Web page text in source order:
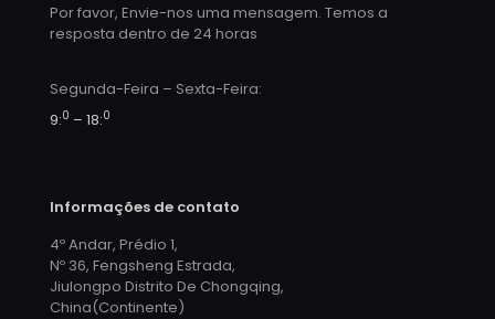
Por favor, Envie-nos uma mensagem. Temos a
resposta dentro de 24 horas
Segunda-Feira – Sexta-Feira:
9:0 – 18:0
Informações de contato
4º Andar, Prédio 1,
Nº 36, Fengsheng Estrada,
Jiulongpo Distrito De Chongqing,
China(Continente)